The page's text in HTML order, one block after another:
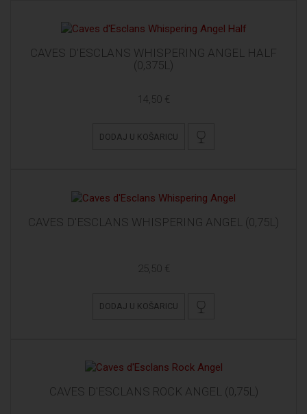
CAVES D'ESCLANS WHISPERING ANGEL HALF
(0,375L)
14,50 €
DODAJ U KOŠARICU
CAVES D'ESCLANS WHISPERING ANGEL (0,75L)
25,50 €
DODAJ U KOŠARICU
CAVES D'ESCLANS ROCK ANGEL (0,75L)